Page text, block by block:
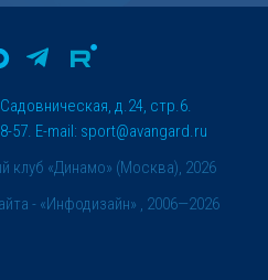
«Динамо» (Москва), 2026
д.24, стр.6.
57. E-mail: sport@avangard.ru
- «Инфодизайн» , 2006—2026